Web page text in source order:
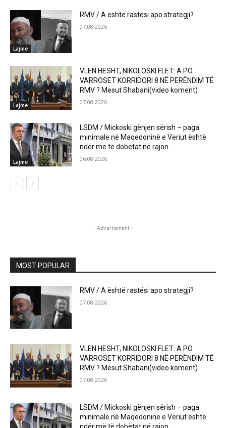
Lajme
RMV / A është rastësi apo strategji?
07.08.2026
Lajme
VLEN HESHT, NIKOLOSKI FLET: A PO
VARROSET KORRIDORI 8 NË PERËNDIM TË
RMV ? Mesut Shabani(video koment)
07.08.2026
Lajme
LSDM / Mickoski gënjen sërish – paga
minimale në Maqedoninë e Veriut është
ndër më të dobëtat në rajon.
06.08.2026
- Advertisment -
MOST POPULAR
RMV / A është rastësi apo strategji?
07.08.2026
VLEN HESHT, NIKOLOSKI FLET: A PO
VARROSET KORRIDORI 8 NË PERËNDIM TË
RMV ? Mesut Shabani(video koment)
07.08.2026
LSDM / Mickoski gënjen sërish – paga
minimale në Maqedoninë e Veriut është